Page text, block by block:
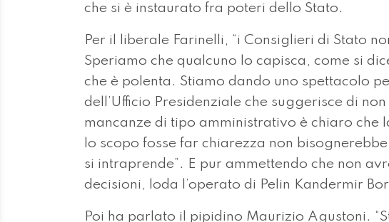
che si è instaurato fra poteri dello Stato.
Per il liberale Farinelli, “i Consiglieri di Stato
Speriamo che qualcuno lo capisca, come si
che è polenta. Stiamo dando uno spettacolo
dell’Ufficio Presidenziale che suggerisce di
mancanze di tipo amministrativo è chiaro che
lo scopo fosse far chiarezza non
si intraprende”. E pur ammettendo che non
decisioni, loda l’operato di Pelin Kandermir
Poi ha parlato il pipidino Maurizio Agustoni.